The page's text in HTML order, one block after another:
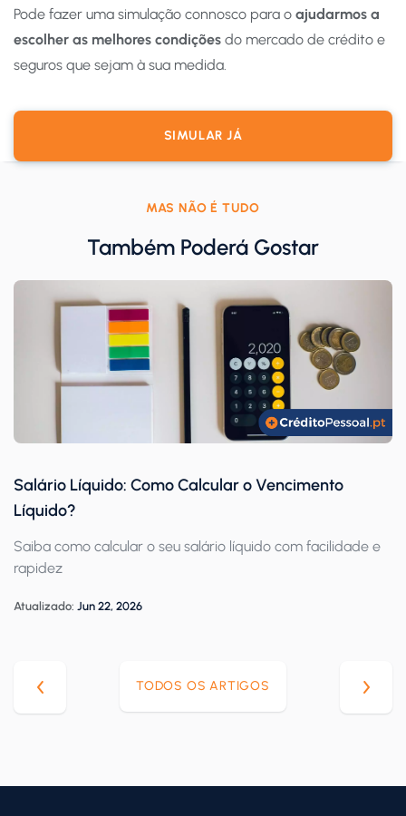
Pode fazer uma simulação connosco para o ajudarmos a
escolher as melhores condições do mercado de crédito e
seguros que sejam à sua medida.
SIMULAR JÁ
MAS NÃO É TUDO
Também Poderá Gostar
Salário Líquido: Como Calcular o Vencimento
Líquido?
Saiba como calcular o seu salário líquido com facilidade e
rapidez
Atualizado: Jun 22, 2026
TODOS OS ARTIGOS